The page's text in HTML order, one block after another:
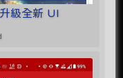
級全新 UI